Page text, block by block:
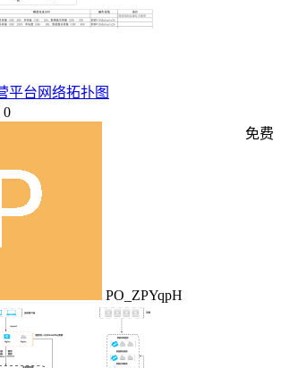
平台网络拓扑图
0
PO_ZPYqpH
免费